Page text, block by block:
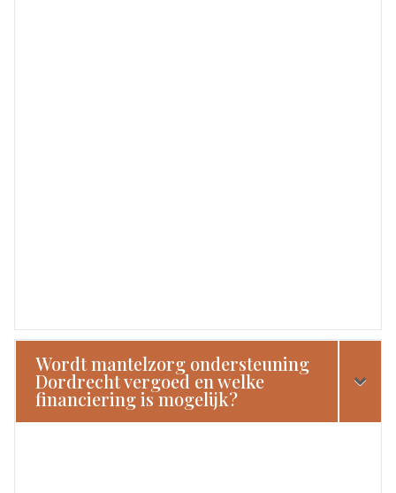
Wordt mantelzorg ondersteuning
Dordrecht vergoed en welke
financiering is mogelijk?